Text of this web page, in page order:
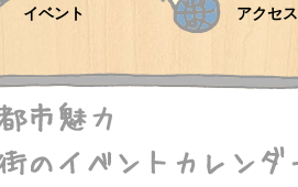
イベント アクセス